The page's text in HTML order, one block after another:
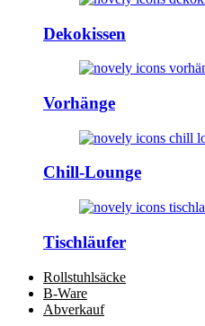
Dekokissen
Vorhänge
Chill-Lounge
Tischläufer
Rollstuhlsäcke
B-Ware
Abverkauf